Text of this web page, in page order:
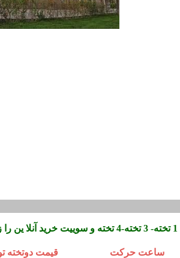
ساعت حرکت قیمت دوتخته